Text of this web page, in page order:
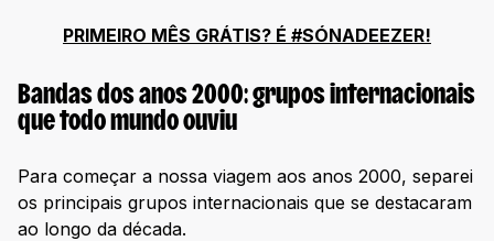
PRIMEIRO MÊS GRÁTIS? É #SÓNADEEZER!
Bandas dos anos 2000: grupos internacionais
que todo mundo ouviu
Para começar a nossa viagem aos anos 2000, separei
os principais grupos internacionais que se destacaram
ao longo da década.